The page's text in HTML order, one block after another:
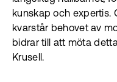
kunskap och expertis.
kvarstår behovet av
bidrar till att möta
Krusell.